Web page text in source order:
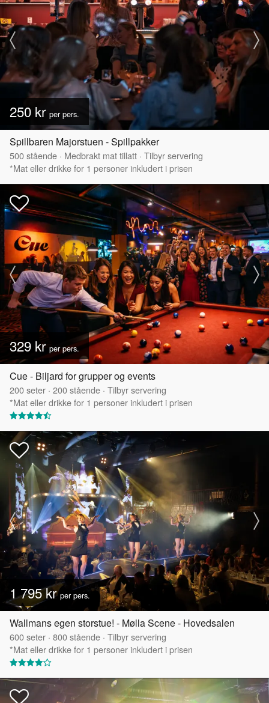
250 kr per pers.
Spillbaren Majorstuen - Spillpakker
500stående · Medbrakt mat tillatt · Tilbyr servering
*Mat eller drikke for 1 personer inkludert i prisen
329 kr per pers.
Cue - Biljard for grupper og events
200seter · 200stående · Tilbyr servering
*Mat eller drikke for 1 personer inkludert i prisen
1 795 krper pers.
Wallmans egen storstue! - Mølla Scene - Hovedsalen
600seter · 800stående · Tilbyr servering
*Mat eller drikke for 1 personer inkludert i prisen